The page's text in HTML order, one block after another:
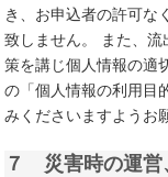
き、お申込者の許可な
致しません。 また、
策を講じ個人情報の適
の「個人情報の利用目
みくださいますようお
７ 災害時の運営